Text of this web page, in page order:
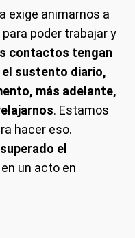
exige animarnos a
poder trabajar y
contactos tengan
el sustento diario,
más adelante,
. Estamos
hacer eso.
el
un acto en